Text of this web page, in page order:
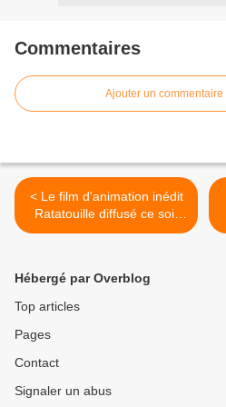
Commentaires
Ajouter un commentaire
< Le film d'animation inédit
Ratatouille diffusé ce soir
sur TF1
Hébergé par Overblog
Top articles
Pages
Contact
Signaler un abus